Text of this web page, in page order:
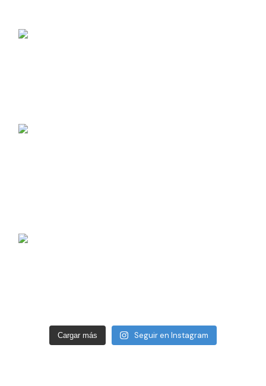
Cargar más Seguir en Instagram